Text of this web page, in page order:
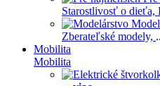
Starostlivosť o dieťa,
Zberateľské modely,
Mobilita
Mobilita